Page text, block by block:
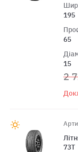
195
65
15
2
73T